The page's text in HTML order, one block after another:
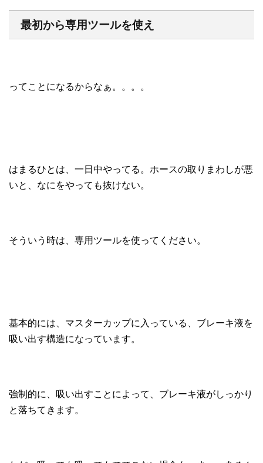
最初から専用ツールを使え
ってことになるからなぁ。。。。
はまるひとは、一日中やってる。ホースの取りまわしが悪
いと、なにをやっても抜けない。
そういう時は、専用ツールを使ってください。
基本的には、マスターカップに入っている、ブレーキ液を
吸い出す構造になっています。
強制的に、吸い出すことによって、ブレーキ液がしっかり
と落ちてきます。